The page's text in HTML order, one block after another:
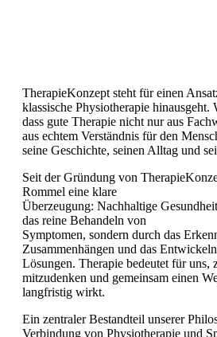
TherapieKonzept steht für einen
klassische Physiotherapie hinausgeht.
dass gute Therapie nicht nur aus
aus echtem Verständnis für den
seine Geschichte, seinen Alltag und
Seit der Gründung von
Rommel eine klare
Überzeugung: Nachhaltige
das reine Behandeln von
Symptomen, sondern durch das
Zusammenhängen und das
Lösungen. Therapie bedeutet für uns,
mitzudenken und gemeinsam einen
langfristig wirkt.
Ein zentraler Bestandteil unserer
Verbindung von Physiotherapie und